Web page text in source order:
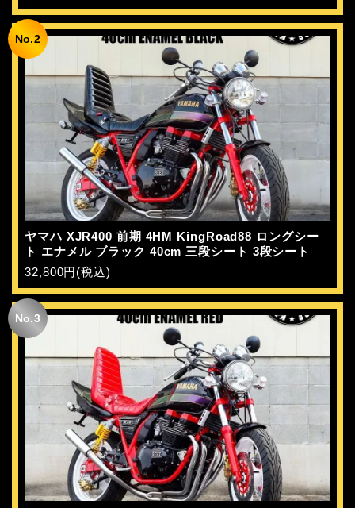
ヤマハ XJR400 前期 4HM KingRoad88 ロングシー
ト エナメル ブラック 40cm 三段シート 3段シート
32,800円(税込)
No.2
No.3